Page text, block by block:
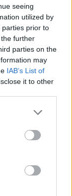
seeing
utilized by
parties prior to
further
parties on the
may
IAB’s List of
it to other
more Google
may click to
party tags to
below Google
vagy, mit nézz?
egy jó filmért?
ne kelljen
be, kattints
teli döntést